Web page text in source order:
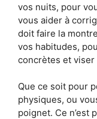
vos nuits, pour
vous aider à
doit faire la
vos habitudes,
concrètes et viser
Que ce soit pour
physiques, ou
poignet. Ce n’est